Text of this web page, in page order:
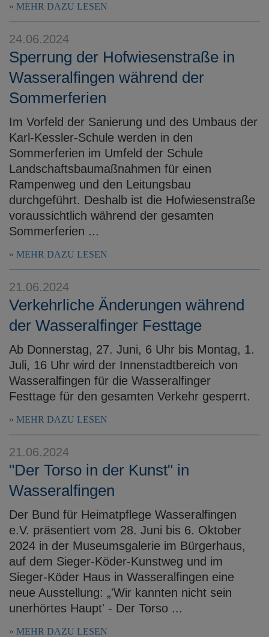
MEHR DAZU LESEN
24.06.2024
Sperrung der Hofwiesenstraße in
Wasseralfingen während der
Sommerferien
Im Vorfeld der Sanierung und des Umbaus der
Karl-Kessler-Schule werden in den
Sommerferien im Umfeld der Schule
Landschaftsbaumaßnahmen für einen
Rampenweg und den Leitungsbau
durchgeführt. Deshalb ist die Hofwiesenstraße
voraussichtlich während der gesamten
Sommerferien ...
MEHR DAZU LESEN
21.06.2024
Verkehrliche Änderungen während
der Wasseralfinger Festtage
Ab Donnerstag, 27. Juni, 6 Uhr bis Montag, 1.
Juli, 16 Uhr wird der Innenstadtbereich von
Wasseralfingen für die Wasseralfinger
Festtage für den gesamten Verkehr gesperrt.
MEHR DAZU LESEN
21.06.2024
"Der Torso in der Kunst" in
Wasseralfingen
Der Bund für Heimatpflege Wasseralfingen
e.V. präsentiert vom 28. Juni bis 6. Oktober
2024 in der Museumsgalerie im Bürgerhaus,
auf dem Sieger-Köder-Kunstweg und im
Sieger-Köder Haus in Wasseralfingen eine
neue Ausstellung: „'Wir kannten nicht sein
unerhörtes Haupt' - Der Torso ...
MEHR DAZU LESEN